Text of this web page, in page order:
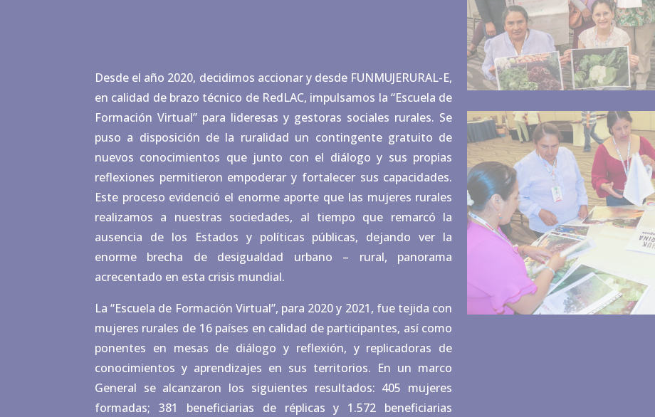
Desde el año 2020, decidimos accionar y desde FUNMUJERURAL-E,
en calidad de brazo técnico de RedLAC, impulsamos la “Escuela de
Formación Virtual” para lideresas y gestoras sociales rurales. Se
puso a disposición de la ruralidad un contingente gratuito de
nuevos conocimientos que junto con el diálogo y sus propias
reflexiones permitieron empoderar y fortalecer sus capacidades.
Este proceso evidenció el enorme aporte que las mujeres rurales
realizamos a nuestras sociedades, al tiempo que remarcó la
ausencia de los Estados y políticas públicas, dejando ver la
enorme brecha de desigualdad urbano – rural, panorama
acrecentado en esta crisis mundial.
La “Escuela de Formación Virtual”, para 2020 y 2021, fue tejida con
mujeres rurales de 16 países en calidad de participantes, así como
ponentes en mesas de diálogo y reflexión, y replicadoras de
conocimientos y aprendizajes en sus territorios. En un marco
General se alcanzaron los siguientes resultados: 405 mujeres
formadas; 381 beneficiarias de réplicas y 1.572 beneficiarias